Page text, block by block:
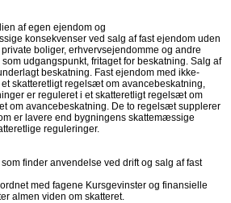
af egen ejendom og
konsekvenser ved salg af fast ejendom uden
boliger, erhvervsejendomme og andre
udgangspunkt, fritaget for beskatning. Salg af
beskatning. Fast ejendom med ikke-
skatteretligt regelsæt om avancebeskatning,
er reguleret i et skatteretligt regelsæt om
om avancebeskatning. De to regelsæt supplerer
er lavere end bygningens skattemæssige
reguleringer.
finder anvendelse ved drift og salg af fast
med fagene Kursgevinster og finansielle
almen viden om skatteret.